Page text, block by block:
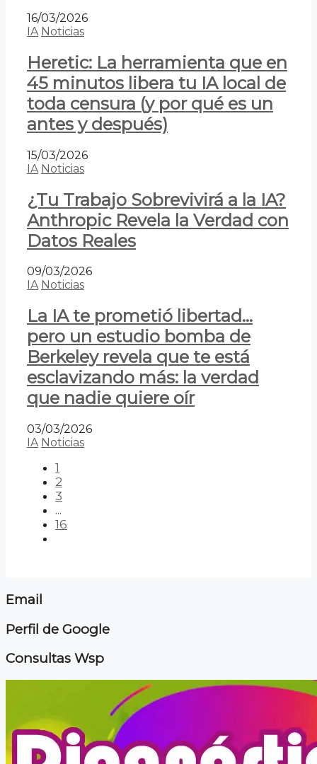
16/03/2026
IA Noticias
Heretic: La herramienta que en
45 minutos libera tu IA local de
toda censura (y por qué es un
antes y después)
15/03/2026
IA Noticias
¿Tu Trabajo Sobrevivirá a la IA?
Anthropic Revela la Verdad con
Datos Reales
09/03/2026
IA Noticias
La IA te prometió libertad…
pero un estudio bomba de
Berkeley revela que te está
esclavizando más: la verdad
que nadie quiere oír
03/03/2026
IA Noticias
1
2
3
...
16
Email
Perfil de Google
Consultas Wsp